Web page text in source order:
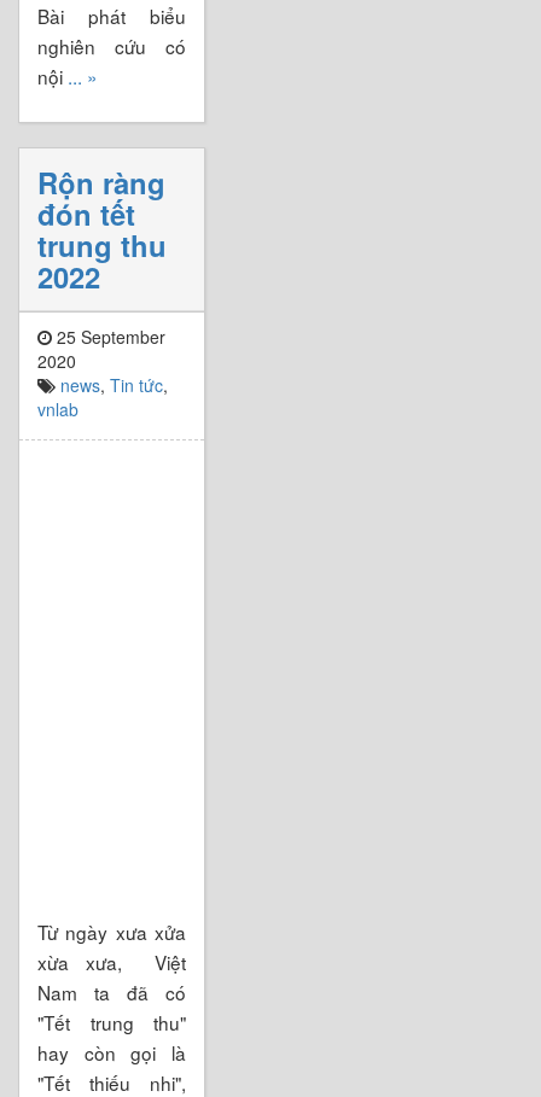
Bài phát biểu
nghiên cứu có
nội ... »
Rộn ràng
đón tết
trung thu
2022
25 September
2020
news, Tin tức,
vnlab
Từ ngày xưa xửa
xừa xưa, Việt
Nam ta đã có
"Tết trung thu"
hay còn gọi là
"Tết thiếu nhi",